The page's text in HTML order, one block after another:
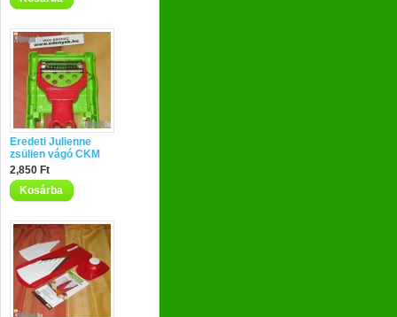
Eredeti Julienne
zsülien vágó CKM
2,850 Ft
Kosárba